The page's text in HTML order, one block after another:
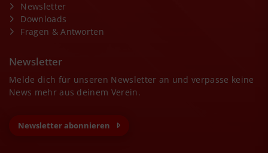
Newsletter
Downloads
Fragen & Antworten
Newsletter
Melde dich für unseren Newsletter an und verpasse keine
News mehr aus deinem Verein.
Newsletter abonnieren